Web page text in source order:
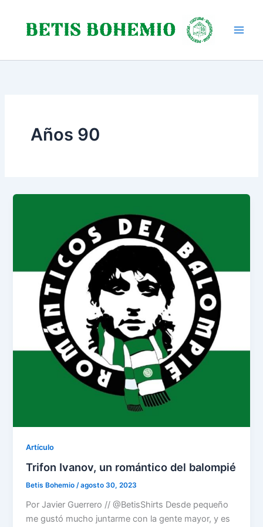
contenido
Años 90
Artículo
Trifon Ivanov, un romántico del balompié
Betis Bohemio/agosto 30, 2023
Por Javier Guerrero // @BetisShirts Desde pequeño
me gustó mucho juntarme con la gente mayor, y es